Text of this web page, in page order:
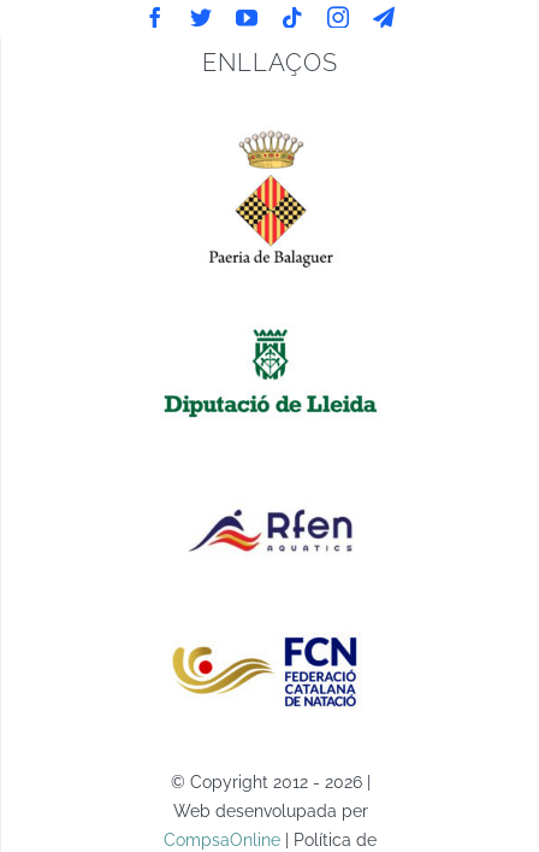
ENLLAÇOS
© Copyright 2012 - 2026 |
Web desenvolupada per
CompsaOnline | Política de